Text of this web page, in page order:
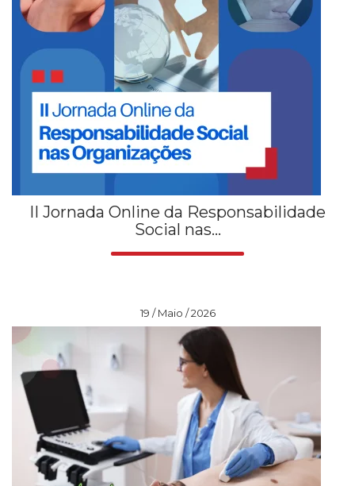
II Jornada Online da Responsabilidade
Social nas...
19 / Maio / 2026